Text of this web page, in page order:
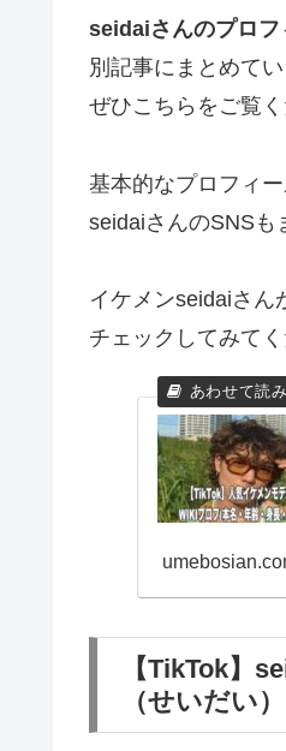
seidaiさんのプロフ
別記事にまとめて
ぜひこちらをご覧く
基本的なプロフィ
seidaiさんのSNSも
イケメンseidaiさん
チェックしてみてく
【TikTok】
（せいだい